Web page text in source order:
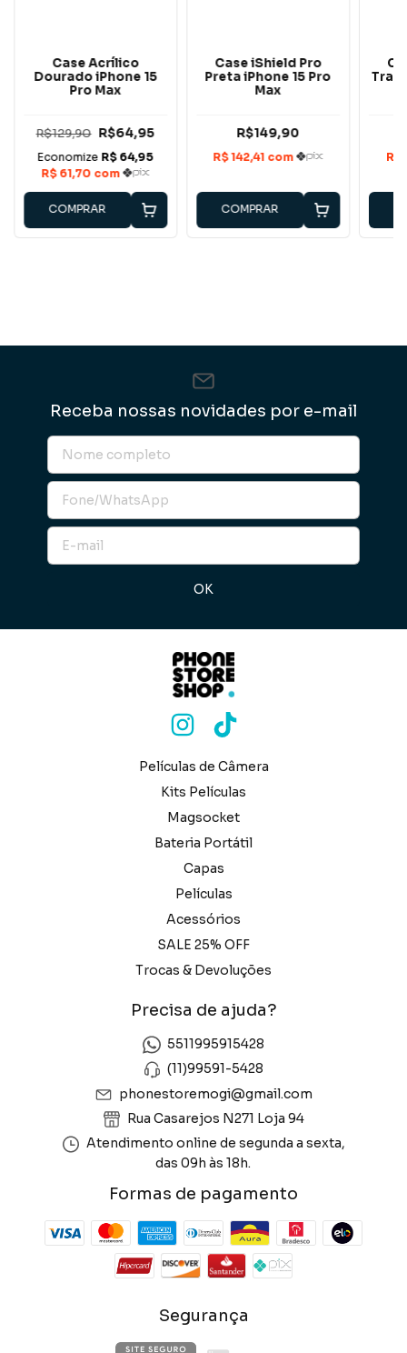
Case Acrílico
Dourado iPhone 15
Pro Max
R$129,90 R$64,95
COMPRAR
Case iShield Pro
Preta iPhone 15 Pro
Max
R$149,90
COMPRAR
Receba nossas novidades por e-mail
Películas de Câmera
Kits Películas
Magsocket
Bateria Portátil
Capas
Películas
Acessórios
SALE 25% OFF
Trocas & Devoluções
Precisa de ajuda?
5511995915428
(11)99591-5428
phonestoremogi@gmail.com
Rua Casarejos N271 Loja 94
Atendimento online de segunda a sexta,
das 09h às 18h.
Formas de pagamento
Segurança